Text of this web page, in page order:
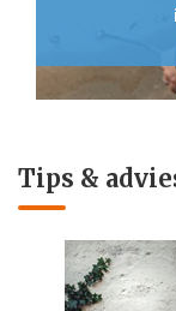
Tips &